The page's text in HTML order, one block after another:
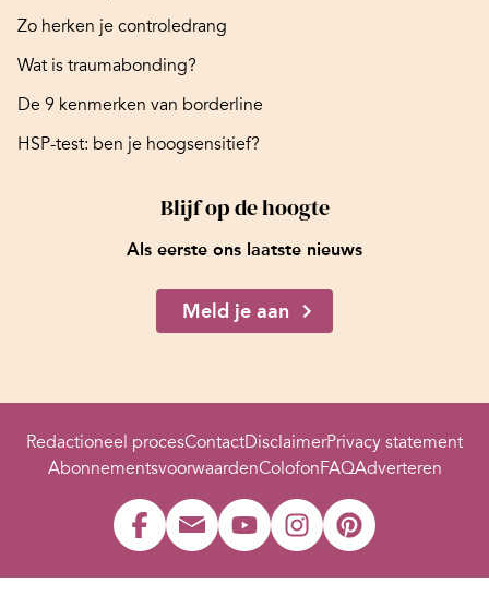
Zo herken je controledrang
Wat is traumabonding?
De 9 kenmerken van borderline
HSP-test: ben je hoogsensitief?
Blijf op de hoogte
Als eerste ons laatste nieuws
Meld je aan
Redactioneel procesContactDisclaimerPrivacy statement
AbonnementsvoorwaardenColofonFAQAdverteren